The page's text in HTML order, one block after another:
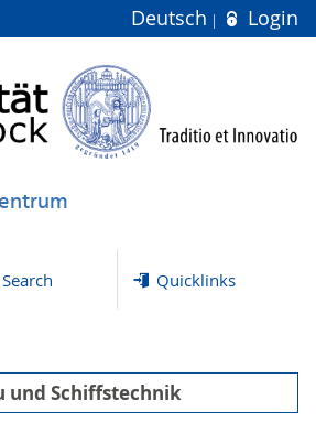
Deutsch Login
Search Quicklinks
und Schiffstechnik